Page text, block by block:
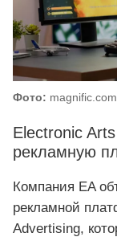
Фото: magnific.com
Electronic
рекламную
Компания EA
рекламной
Advertising,